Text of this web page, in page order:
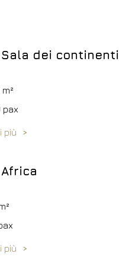
Sala dei continenti
m²
pax
più
Africa
più